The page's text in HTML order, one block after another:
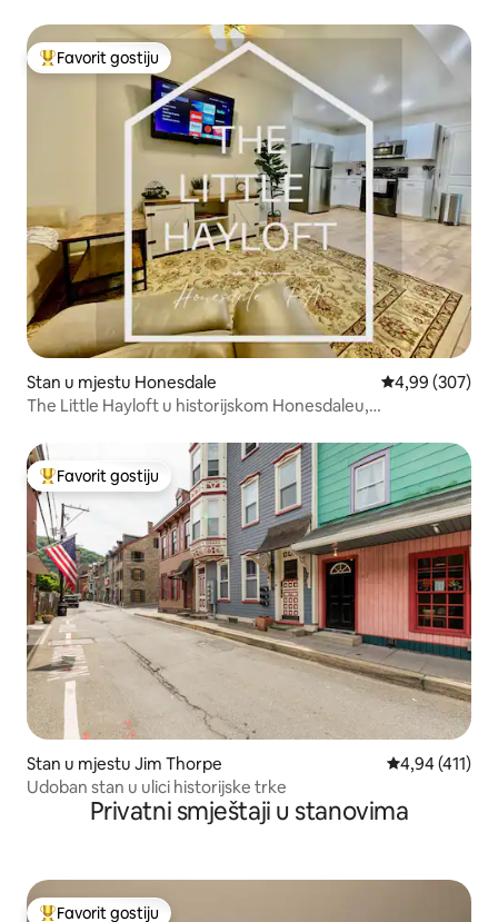
Glavni favorit gostiju
Favorit gostiju
Stan u mjestu Honesdale Prosječna
4,99 (307)
The Little Hayloft u historijskom Honesdaleu,
Glavni favorit gostiju
Favorit gostiju
Stan u mjestu Jim Thorpe Prosječna
4,94 (411)
Udoban stan u ulici historijske trke
Privatni smještaji u stanovima
Favorit gostiju